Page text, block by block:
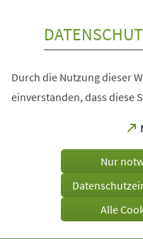
Durch die Nutzung dieser
einverstanden, dass diese
Nur
Alle